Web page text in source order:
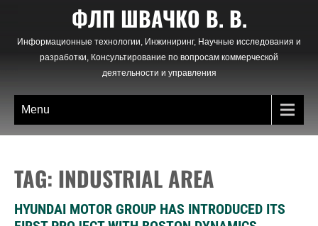
content
ФЛП ШВАЧКО В. В.
Информационные технологии, Инжиниринг, Научные исследования и
разработки, Консультирование по вопросам коммерческой
деятельности и управления
Menu
TAG: INDUSTRIAL AREA
HYUNDAI MOTOR GROUP HAS INTRODUCED ITS